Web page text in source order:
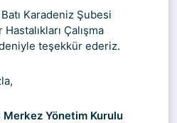
Karadeniz Şubesi
Çalışma
teşekkür ederiz.
Yönetim Kurulu